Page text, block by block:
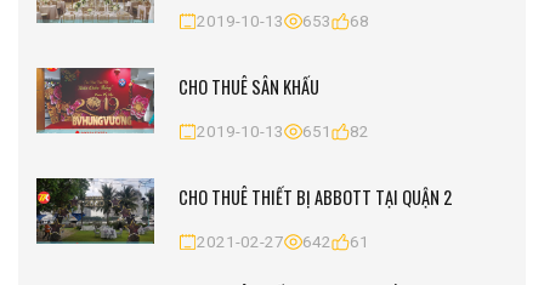
2019-10-13 653 68
CHO THUÊ SÂN KHẤU
2019-10-13 651 82
CHO THUÊ THIẾT BỊ ABBOTT TẠI QUẬN 2
2021-02-27 642 61